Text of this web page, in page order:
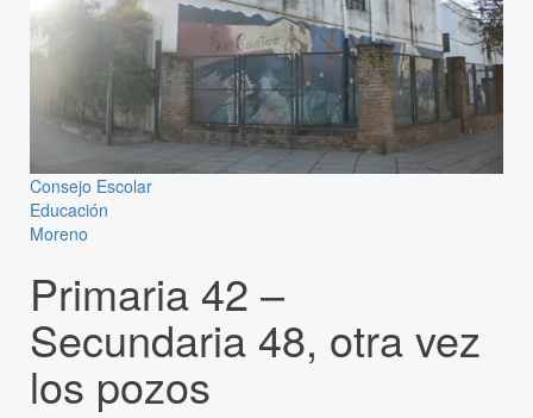
Consejo Escolar
Educación
Moreno
Primaria 42 –
Secundaria 48, otra vez
los pozos